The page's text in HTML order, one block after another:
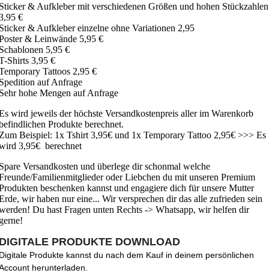
& Aufkleber mit verschiedenen Größen und hohen Stückzahlen
€
& Aufkleber einzelne ohne Variationen 2,95
& Leinwände 5,95 €
5,95 €
Shirts 3,95 €
Tattoos 2,95 €
auf Anfrage
hohe Mengen auf Anfrage
wird jeweils der höchste Versandkostenpreis aller im Warenkorb
Produkte berechnet.
Beispiel: 1x Tshirt 3,95€ und 1x Temporary Tattoo 2,95€ >>> Es
3,95€ berechnet
Versandkosten und überlege dir schonmal welche
Familienmitglieder oder Liebchen du mit unseren Premium
beschenken kannst und engagiere dich für unsere Mutter
wir haben nur eine... Wir versprechen dir das alle zufrieden sein
Du hast Fragen unten Rechts -> Whatsapp, wir helfen dir
PRODUKTE DOWNLOAD
Produkte kannst du nach dem Kauf in deinem persönlichen
herunterladen.